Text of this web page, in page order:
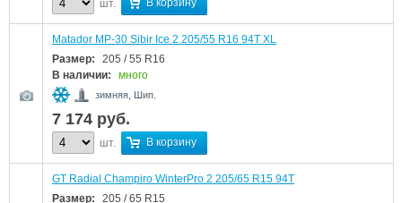
шт. В корзину
Matador MP-30 Sibir Ice 2 205/55 R16 94T XL
Размер:
205 / 55 R16
В наличии:
много
зимняя, Шип.
7 174 руб.
шт. В корзину
GT Radial Champiro WinterPro 2 205/65 R15 94T
Размер:
205 / 65 R15